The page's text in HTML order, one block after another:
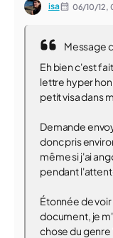
isa 06/10/12,
Message
Eh bien c'est
lettre hyper
petit visa dans
Demande
donc pris
même si j'ai
pendant
Étonnée de
document, je
chose du